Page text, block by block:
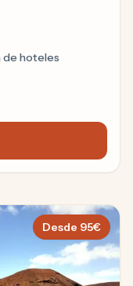
de hoteles
ballenas
Desde 95€